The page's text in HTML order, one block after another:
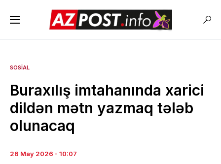
SOSIAL
Buraxılış imtahanında xarici
dildən mətn yazmaq tələb
olunacaq
26 May 2026 - 10:07